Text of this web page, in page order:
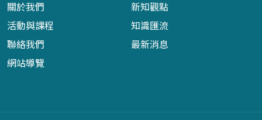
關於我們
新知觀點
活動與課程
知識匯流
聯絡我們
最新消息
網站導覽